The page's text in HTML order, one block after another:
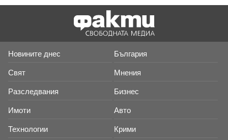
Новините днес България
Свят Мнения
Разследвания Бизнес
Имоти Авто
Технологии Крими